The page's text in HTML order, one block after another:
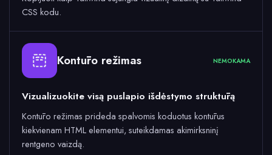
CSS kodu.
Kontūro režimas NEMOKAMA
Vizualizuokite visą puslapio išdėstymo struktūrą
Kontūro režimas prideda spalvomis koduotus kontūrus
kiekvienam HTML elementui, suteikdamas akimirksninį
rentgeno vaizdą.